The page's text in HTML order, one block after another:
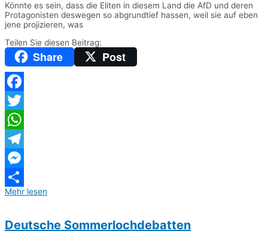
Könnte es sein, dass die Eliten in diesem Land die AfD und deren
Protagonisten deswegen so abgrundtief hassen, weil sie auf eben
jene projizieren, was
Teilen Sie diesen Beitrag:
Share Post
Facebook
Twitter
WhatsApp
Telegram
Messenger
Teilen
Mehr lesen
Deutsche Sommerlochdebatten